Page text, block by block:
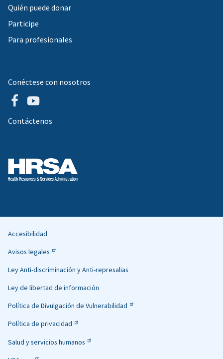
Quién puede donar
Participe
Para profesionales
Conéctese con nosotros
Contáctenos
Helpful
Links
Accesibilidad
Avisos legales
Ley Anti-discriminación y Anti-represalias
Ley de libertad de información
Política de Divulgación de Vulnerabilidad
Política de privacidad
Salud y servicios humanos